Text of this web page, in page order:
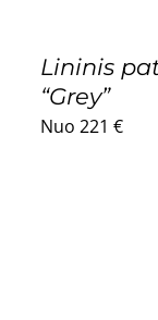
Lininis
“Grey”
Nuo 221 €